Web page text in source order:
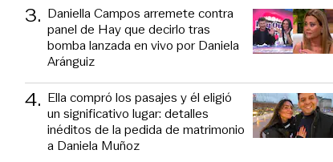
3. Daniella Campos arremete contra
panel de Hay que decirlo tras
bomba lanzada en vivo por Daniela
Aránguiz
4. Ella compró los pasajes y él eligió
un significativo lugar: detalles
inéditos de la pedida de matrimonio
a Daniela Muñoz